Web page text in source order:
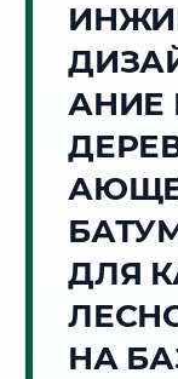
🌅 Восход:
АНИЕ
ДЛЯ
НА